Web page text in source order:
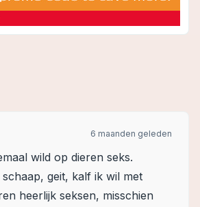
6 maanden geleden
wild op dieren seks.
geit, kalf ik wil met
heerlijk seksen, misschien